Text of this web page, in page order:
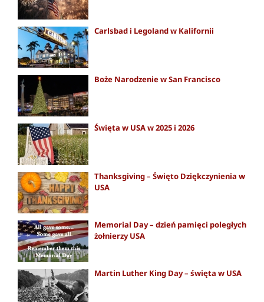
Carlsbad i Legoland w Kalifornii
Boże Narodzenie w San Francisco
Święta w USA w 2025 i 2026
Thanksgiving – Święto Dziękczynienia w
USA
Memorial Day – dzień pamięci poległych
żołnierzy USA
Martin Luther King Day – święta w USA